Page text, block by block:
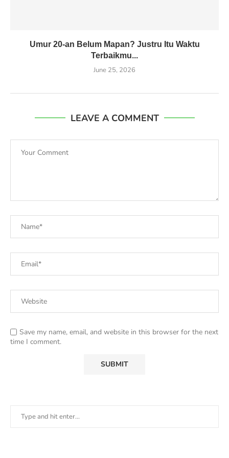
Umur 20-an Belum Mapan? Justru Itu Waktu
Terbaikmu...
June 25, 2026
LEAVE A COMMENT
Save my name, email, and website in this browser for the next
time I comment.